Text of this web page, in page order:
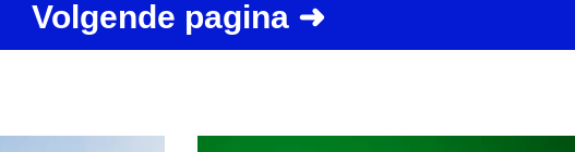
Volgende pagina ➜